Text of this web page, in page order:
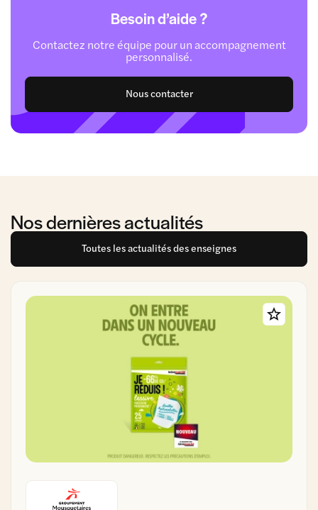
Besoin d’aide ?
Contactez notre équipe pour un accompagnement
personnalisé.
Nous contacter
Nos dernières actualités
Toutes les actualités des enseignes